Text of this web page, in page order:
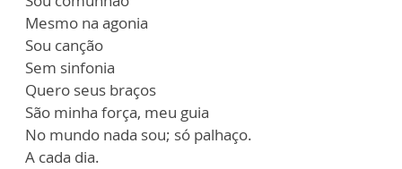
Mesmo na agonia
Sou canção
Sem sinfonia
Quero seus braços
São minha força, meu guia
No mundo nada sou; só palhaço.
A cada dia.